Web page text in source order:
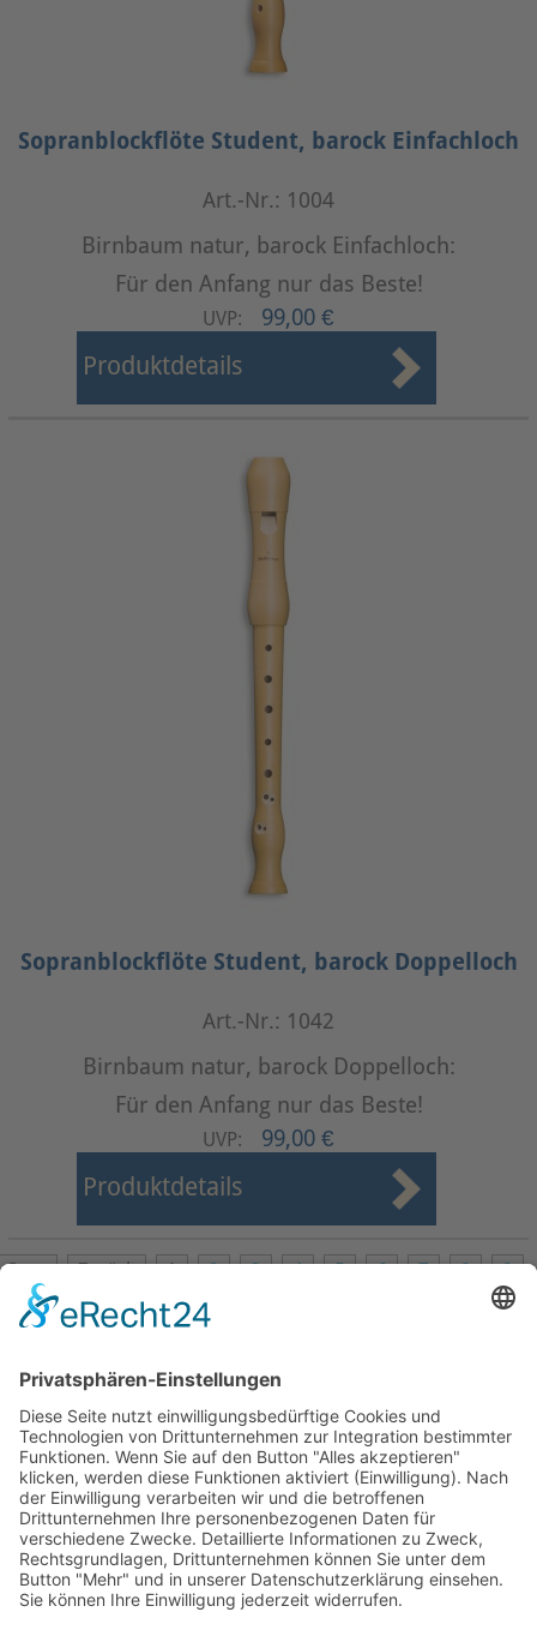
Sopranblockflöte Student, barock Einfachloch
Art.-Nr.: 1004
Birnbaum natur, barock Einfachloch:
Für den Anfang nur das Beste!
UVP: 99,00 €
Produktdetails
Sopranblockflöte Student, barock Doppelloch
Art.-Nr.: 1042
Birnbaum natur, barock Doppelloch:
Für den Anfang nur das Beste!
UVP: 99,00 €
Produktdetails
Start Zurück 1 2 3 4 5 6 7 8
9
Weiter
Mollenhauer Adresse
Downloads
Weitere Seiten